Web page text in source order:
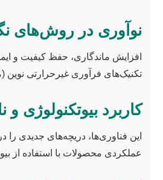
نوآوری در روش‌های
افزایش ماندگاری، حفظ کیفیت و
تکنیک‌های فرآوری غیرحرارتی نوین
کاربرد بیوتکنولوژی و
این فناوری‌ها، دریچه‌های جدیدی را
عملکردی محصولات با استفاده از